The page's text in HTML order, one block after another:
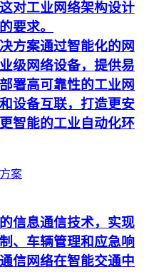
对工业网络架构设计
要求。
方案通过智能化的网
级网络设备，提供易
署高可靠性的工业网
设备互联，打造更安
智能的工业自动化环
案
信息通信技术，实现
、车辆管理和应急响
信网络在智能交通中